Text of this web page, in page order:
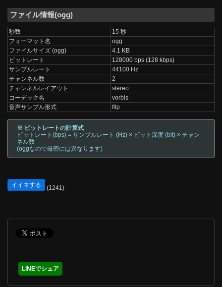
ファイル情報(ogg)
秒数
15 秒
フォーマット名
ogg
ファイルサイズ (ogg)
4.1 KB
ビットレート
128000 bps (128 kbps)
サンプルレート
44100 Hz
チャンネル数
2
チャンネルレイアウト
stereo
コーデック名
vorbis
音声サンプル形式
fltp
※ ビットレートの計算式
ビットレート(bps) = サンプルレート (Hz) × ビット深度 (bit) × チャン
ネル数
(oggなので厳密には異なります)
イイネする (1241)
LINEでシェア